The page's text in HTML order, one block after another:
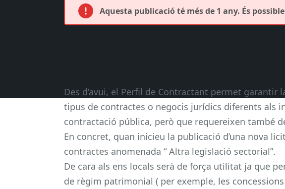
Aquesta publicació té més de 1 any. És
Des d’avui, el Perfil de Contractant permet
tipus de contractes o negocis jurídics diferents als
contractació pública, però que requereixen també
En concret, quan inicieu la publicació d’una nova
contractes anomenada “ Altra legislació sectorial”.
De cara als ens locals serà de força utilitat ja que
de règim patrimonial ( per exemple, les